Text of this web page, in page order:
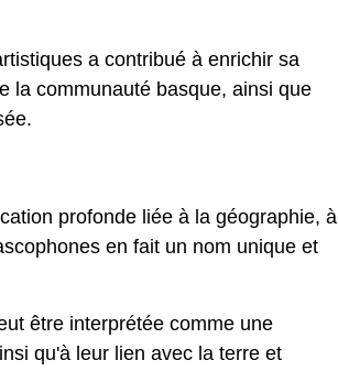
a contribué à enrichir sa
la communauté basque, ainsi que
profonde liée à la géographie, à
en fait un nom unique et
être interprétée comme une
qu'à leur lien avec la terre et